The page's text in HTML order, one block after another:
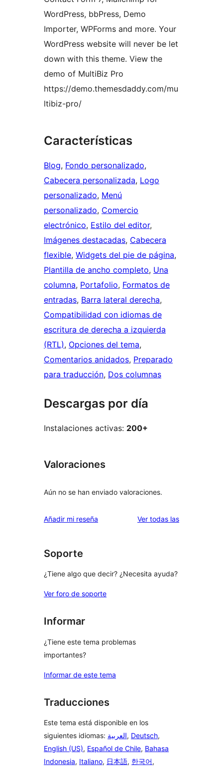
WordPress, bbPress, Demo
Importer, WPForms and more. Your
WordPress website will never be let
down with this theme. View the
demo of MultiBiz Pro
https://demo.themesdaddy.com/mu
ltibiz-pro/
Características
Blog, Fondo personalizado
Cabecera personalizada, Logo
personalizado, Menú
personalizado, Comercio
electrónico, Estilo del editor
Imágenes destacadas, Cabecera
flexible, Widgets del pie de página
Plantilla de ancho completo, Una
columna, Portafolio, Formatos de
entradas, Barra lateral derecha
Compatibilidad con idiomas de
escritura de derecha a izquierda
(RTL), Opciones del tema
Comentarios anidados, Preparado
para traducción, Dos columnas
Descargas por día
Instalaciones activas: 200+
Valoraciones
Aún no se han enviado valoraciones.
Añadir mi reseña Ver todas lasvaloraciones
Soporte
¿Tiene algo que decir? ¿Necesita ayuda?
Ver foro de soporte
Informar
¿Tiene este tema problemas
importantes?
Informar de este tema
Traducciones
Este tema está disponible en los
siguientes idiomas: العربية, Deutsch,
English (US), Español de Chile, Bahasa
Indonesia, Italiano, 日本語, 한국어,